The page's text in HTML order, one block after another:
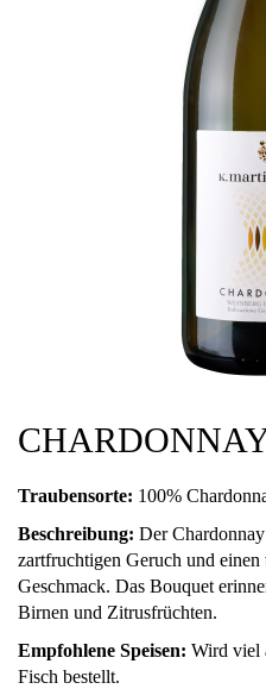
Traubensorte: 100%
Beschreibung: Der
zartfruchtigen Geruch und
Geschmack. Das Bouquet
Birnen und Zitrusfrüchten.
Empfohlene Speisen: Wird viel
Fisch bestellt.